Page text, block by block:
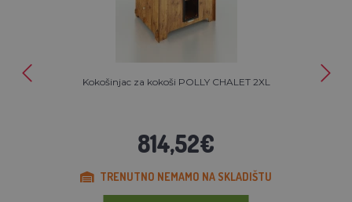
Kokošinjac za kokoši POLLY CHALET 2XL
814,52€
TRENUTNO NEMAMO NA SKLADIŠTU